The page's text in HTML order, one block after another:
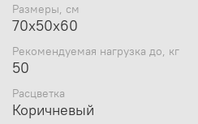
Размеры, см
70x50x60
Рекомендуемая нагрузка до, кг
50
Расцветка
Коричневый